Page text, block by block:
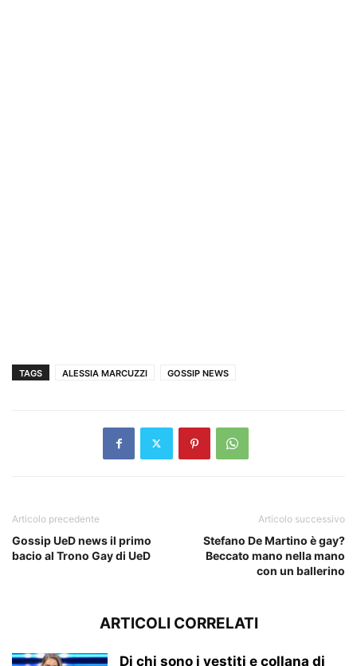
TAGS ALESSIA MARCUZZI GOSSIP NEWS
Articolo precedente
Gossip UeD news il primo
bacio al Trono Gay di UeD
Articolo successivo
Stefano De Martino è gay?
Beccato mano nella mano
con un ballerino
ARTICOLI CORRELATI
Di chi sono i vestiti e collana di